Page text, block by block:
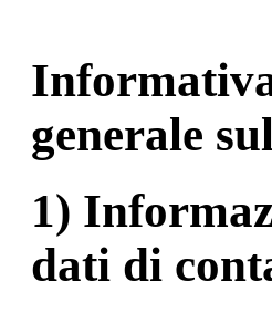
generale
1)
dati di